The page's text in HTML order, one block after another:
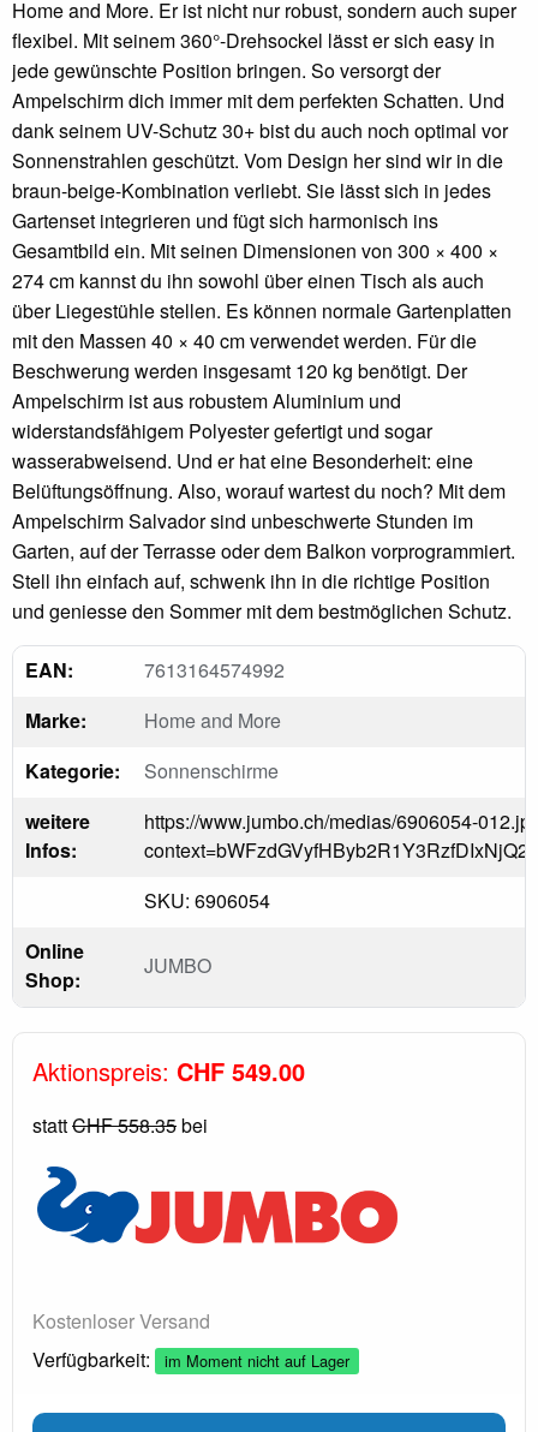
Home and More. Er ist nicht nur robust, sondern auch super
flexibel. Mit seinem 360°-Drehsockel lässt er sich easy in
jede gewünschte Position bringen. So versorgt der
Ampelschirm dich immer mit dem perfekten Schatten. Und
dank seinem UV-Schutz 30+ bist du auch noch optimal vor
Sonnenstrahlen geschützt. Vom Design her sind wir in die
braun-beige-Kombination verliebt. Sie lässt sich in jedes
Gartenset integrieren und fügt sich harmonisch ins
Gesamtbild ein. Mit seinen Dimensionen von 300 × 400 ×
274 cm kannst du ihn sowohl über einen Tisch als auch
über Liegestühle stellen. Es können normale Gartenplatten
mit den Massen 40 × 40 cm verwendet werden. Für die
Beschwerung werden insgesamt 120 kg benötigt. Der
Ampelschirm ist aus robustem Aluminium und
widerstandsfähigem Polyester gefertigt und sogar
wasserabweisend. Und er hat eine Besonderheit: eine
Belüftungsöffnung. Also, worauf wartest du noch? Mit dem
Ampelschirm Salvador sind unbeschwerte Stunden im
Garten, auf der Terrasse oder dem Balkon vorprogrammiert.
Stell ihn einfach auf, schwenk ihn in die richtige Position
und geniesse den Sommer mit dem bestmöglichen Schutz.
EAN:
7613164574992
Marke:
Home and More
Kategorie:
Sonnenschirme
weitere
Infos:
https://www.jumbo.ch/medias/6906054-
SKU: 6906054
Online
Shop:
JUMBO
Aktionspreis: CHF 549.00
stattCHF 558.35bei
Kostenloser Versand
Verfügbarkeit:
im Moment nicht auf Lager